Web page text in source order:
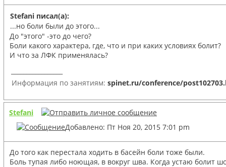
Stefani писал(а):
...но боли были до этого...
До "этого" -это до чего?
Боли какого характера, где, что и при каких условиях болит?
И что за ЛФК применялась?
Информация по занятиям: spinet.ru/conference/
Stefani
Добавлено: Пт Ноя 20, 2015 7:01 pm
До того как перестала ходить в басейн боли тоже были.
Боль тупая либо ноющая, в вокруг шва. Когда устаю болит